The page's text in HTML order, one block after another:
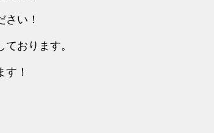
い！
おります。
！